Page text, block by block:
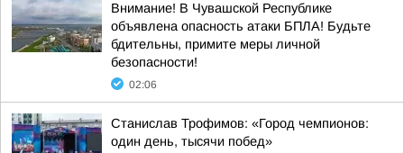
Внимание! В Чувашской Республике
объявлена опасность атаки БПЛА! Будьте
бдительны, примите меры личной
безопасности!
02:06
Станислав Трофимов: «Город чемпионов:
один день, тысячи побед»